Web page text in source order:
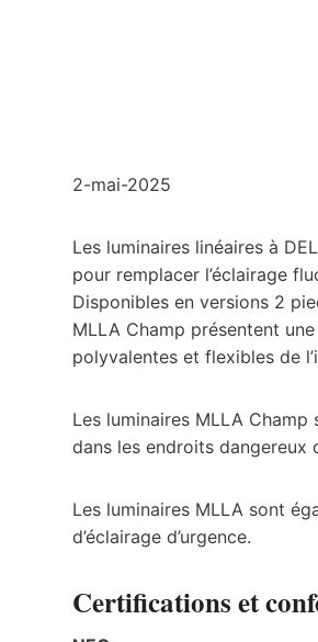
2-mai-2025
Les luminaires linéaires à
pour remplacer l’éclairage
Disponibles en versions 2
MLLA Champ présentent
polyvalentes et flexibles de
Les luminaires MLLA
dans les endroits dangereux
Les luminaires MLLA sont
d’éclairage d’urgence.
Certifications et